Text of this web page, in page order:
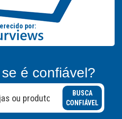
é confiável?
BUSCA
CONFIÁVEL